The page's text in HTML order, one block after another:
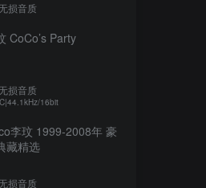
损音质
CoCo’s Party
损音质
16bit
李玟 1999-2008年 豪
藏精选
损音质